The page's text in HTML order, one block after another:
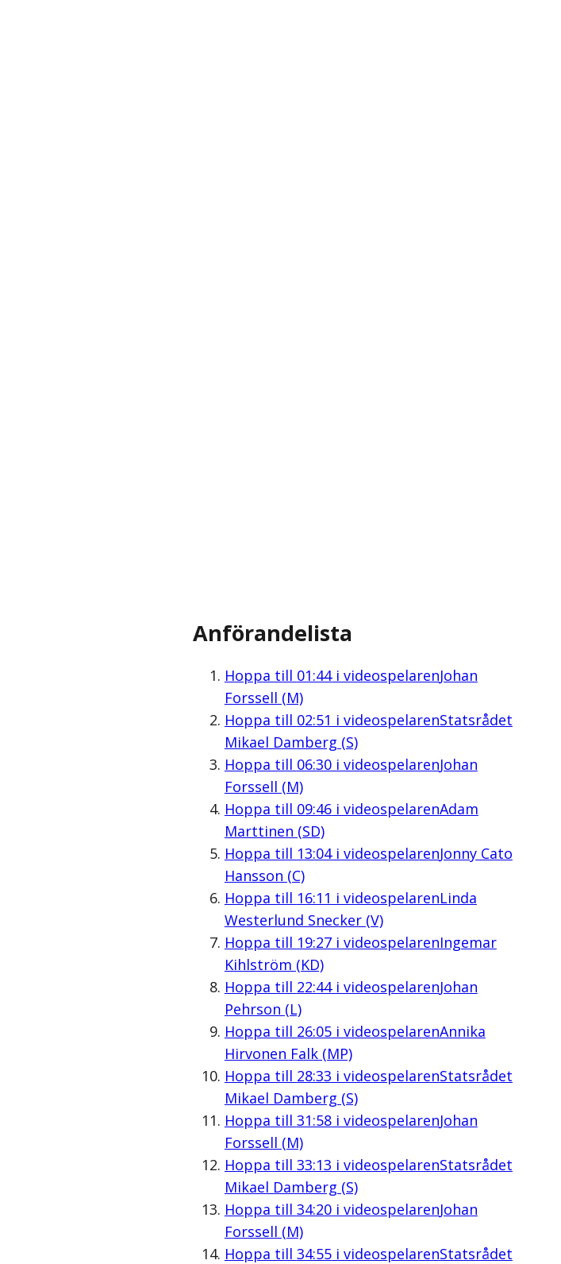
Anförandelista
Hoppa till 01:44i videospelarenJohan
Forssell (M)
Hoppa till 02:51 i videospelarenStatsrådet
Mikael Damberg (S)
Hoppa till 06:30i videospelarenJohan
Forssell (M)
Hoppa till 09:46i videospelarenAdam
Marttinen (SD)
Hoppa till 13:04i videospelarenJonny Cato
Hansson (C)
Hoppa till 16:11 i videospelarenLinda
Westerlund Snecker (V)
Hoppa till 19:27i videospelarenIngemar
Kihlström (KD)
Hoppa till 22:44i videospelarenJohan
Pehrson (L)
Hoppa till 26:05i videospelarenAnnika
Hirvonen Falk (MP)
Hoppa till 28:33 i videospelarenStatsrådet
Mikael Damberg (S)
Hoppa till 31:58i videospelarenJohan
Forssell (M)
Hoppa till 33:13 i videospelarenStatsrådet
Mikael Damberg (S)
Hoppa till 34:20i videospelarenJohan
Forssell (M)
Hoppa till 34:55i videospelarenStatsrådet